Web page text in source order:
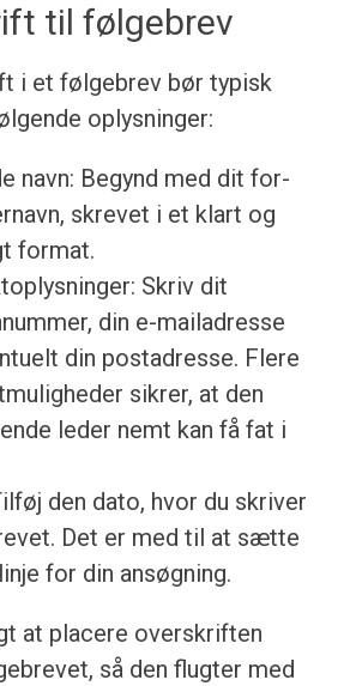
til følgebrev
i et følgebrev bør typisk
oplysninger:
navn: Begynd med dit for-
skrevet i et klart og
format.
Skriv dit
din e-mailadresse
din postadresse. Flere
sikrer, at den
leder nemt kan få fat i
den dato, hvor du skriver
Det er med til at sætte
for din ansøgning.
at placere overskriften
så den flugter med